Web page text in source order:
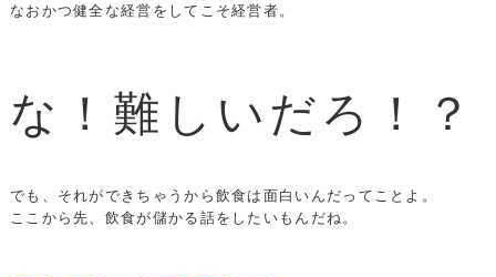
なおかつ健全な経営をしてこそ経営者。
な！難しいだろ！？
でも、それができちゃうから飲食は面白いんだってことよ。
ここから先、飲食が儲かる話をしたいもんだね。